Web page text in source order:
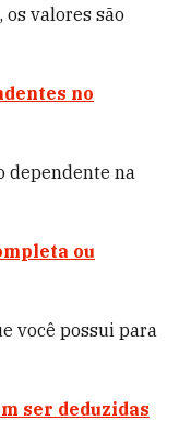
os valores são
no
dependente na
ou
você possui para
ser deduzidas